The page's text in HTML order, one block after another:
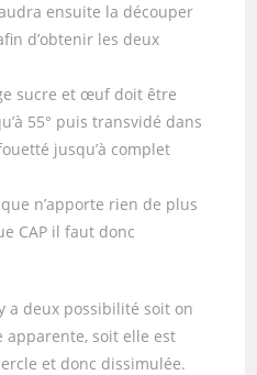
ensuite la découper
d’obtenir les deux
sucre et œuf doit être
55° puis transvidé dans
jusqu’à complet
n’apporte rien de plus
CAP il faut donc
a deux possibilité soit on
apparente, soit elle est
et donc dissimulée.